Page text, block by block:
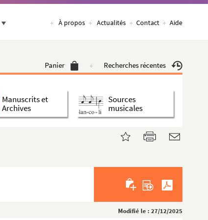
À propos Actualités Contact Aide
Panier Recherches récentes
Manuscrits et
Archives
Sources
musicales
Modifié le : 27/12/2025